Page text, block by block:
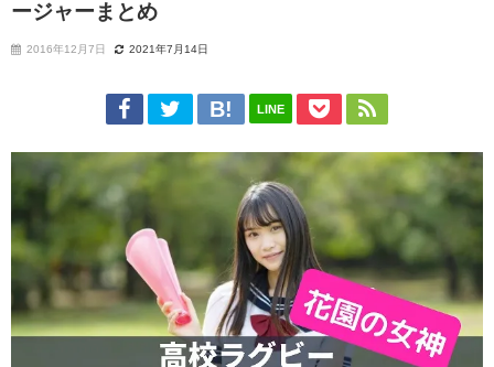
ージャーまとめ
2016年12月7日 2021年7月14日
LINE